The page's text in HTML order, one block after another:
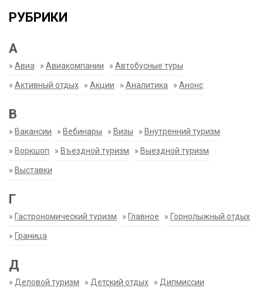
РУБРИКИ
А
» Авиа » Авиакомпании » Автобусные туры
» Активный отдых » Акции » Аналитика » Анонс
В
» Вакансии » Вебинары » Визы » Внутренний туризм
» Воркшоп » Въездной туризм » Выездной туризм
» Выставки
Г
» Гастрономический туризм » Главное » Горнолыжный отдых
» Граница
Д
» Деловой туризм » Детский отдых » Дипмиссии